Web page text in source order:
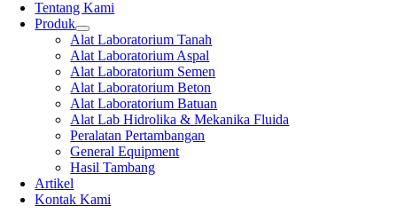
Tentang Kami
Produk
Alat Laboratorium Tanah
Alat Laboratorium Aspal
Alat Laboratorium Semen
Alat Laboratorium Beton
Alat Laboratorium Batuan
Alat Lab Hidrolika & Mekanika Fluida
Peralatan Pertambangan
General Equipment
Hasil Tambang
Artikel
Kontak Kami